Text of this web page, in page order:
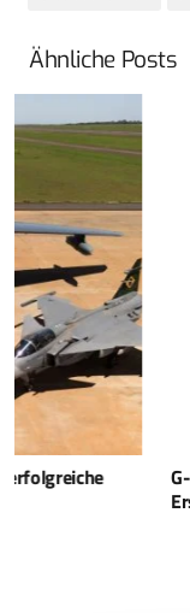
Ähnliche Posts
G-550 mit